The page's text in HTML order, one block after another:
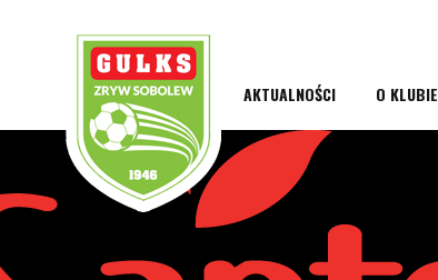
AKTUALNOŚCI O KLUBIE